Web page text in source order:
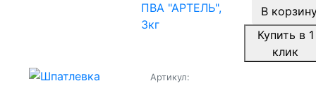
ПВА "АРТЕЛЬ",
3кг
В
Купить в 1
клик
Артикул: